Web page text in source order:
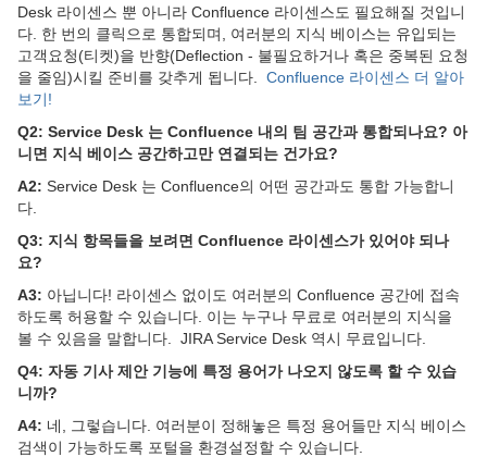
Desk 라이센스 뿐 아니라 Confluence 라이센스도 필요해질 것입니
다. 한 번의 클릭으로 통합되며, 여러분의 지식 베이스는 유입되는
고객요청(티켓)을 반향(Deflection - 불필요하거나 혹은 중복된 요청
을 줄임)시킬 준비를 갖추게 됩니다. Confluence 라이센스 더 알아
보기!
Q2: Service Desk 는 Confluence 내의 팀 공간과 통합되나요? 아
니면 지식 베이스 공간하고만 연결되는 건가요?
A2: Service Desk 는 Confluence의 어떤 공간과도 통합 가능합니
다.
Q3: 지식 항목들을 보려면 Confluence 라이센스가 있어야 되나
요?
A3: 아닙니다! 라이센스 없이도 여러분의 Confluence 공간에 접속
하도록 허용할 수 있습니다. 이는 누구나 무료로 여러분의 지식을
볼 수 있음을 말합니다. JIRA Service Desk 역시 무료입니다.
Q4: 자동 기사 제안 기능에 특정 용어가 나오지 않도록 할 수 있습
니까?
A4: 네, 그렇습니다. 여러분이 정해놓은 특정 용어들만 지식 베이스
검색이 가능하도록 포털을 환경설정할 수 있습니다.